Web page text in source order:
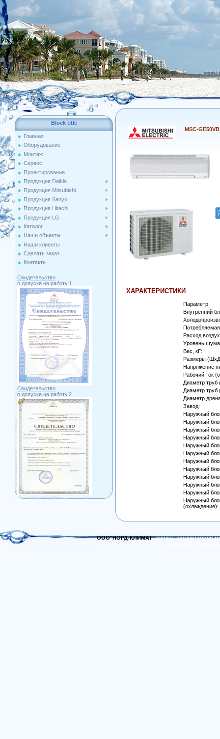
Block title
Главная
Оборудование
Монтаж
Сервис
Проектирование
Продукция Daikin
Продукция Mitsubishi
Продукция Sanyo
Продукция Hitachi
Продукция LG
Каталог
Наши объекты
Наши клиенты
Сделать заказ
Контакты
Свидетельство
о допуске на работу.1
Свидетельство
о допуске на работу.2
MSС-
ХАРАКТЕРИСТИКИ
Параметр
Внутренний
Расход
Уровень
Вес, кГ:
Размеры
Напряжение
Рабочий ток
Диаметр труб
Диаметр труб
Диаметр
Завод:
Наружный
Наружный
Наружный
Наружный
Наружный
Наружный
Наружный
Наружный
Наружный
Наружный
Наружный
Наружный
(охлаждение):
ООО"НОРД-КЛИМАТ"купить кондиционер